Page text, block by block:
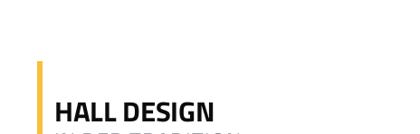
HALL DESIGN